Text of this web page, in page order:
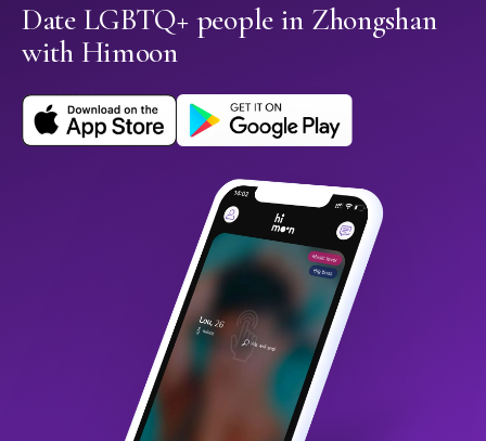
Date LGBTQ+ people in Zhongshan
with Himoon